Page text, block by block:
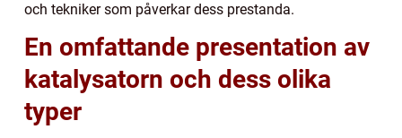
och tekniker som påverkar dess prestanda.
En omfattande presentation av
katalysatorn och dess olika
typer